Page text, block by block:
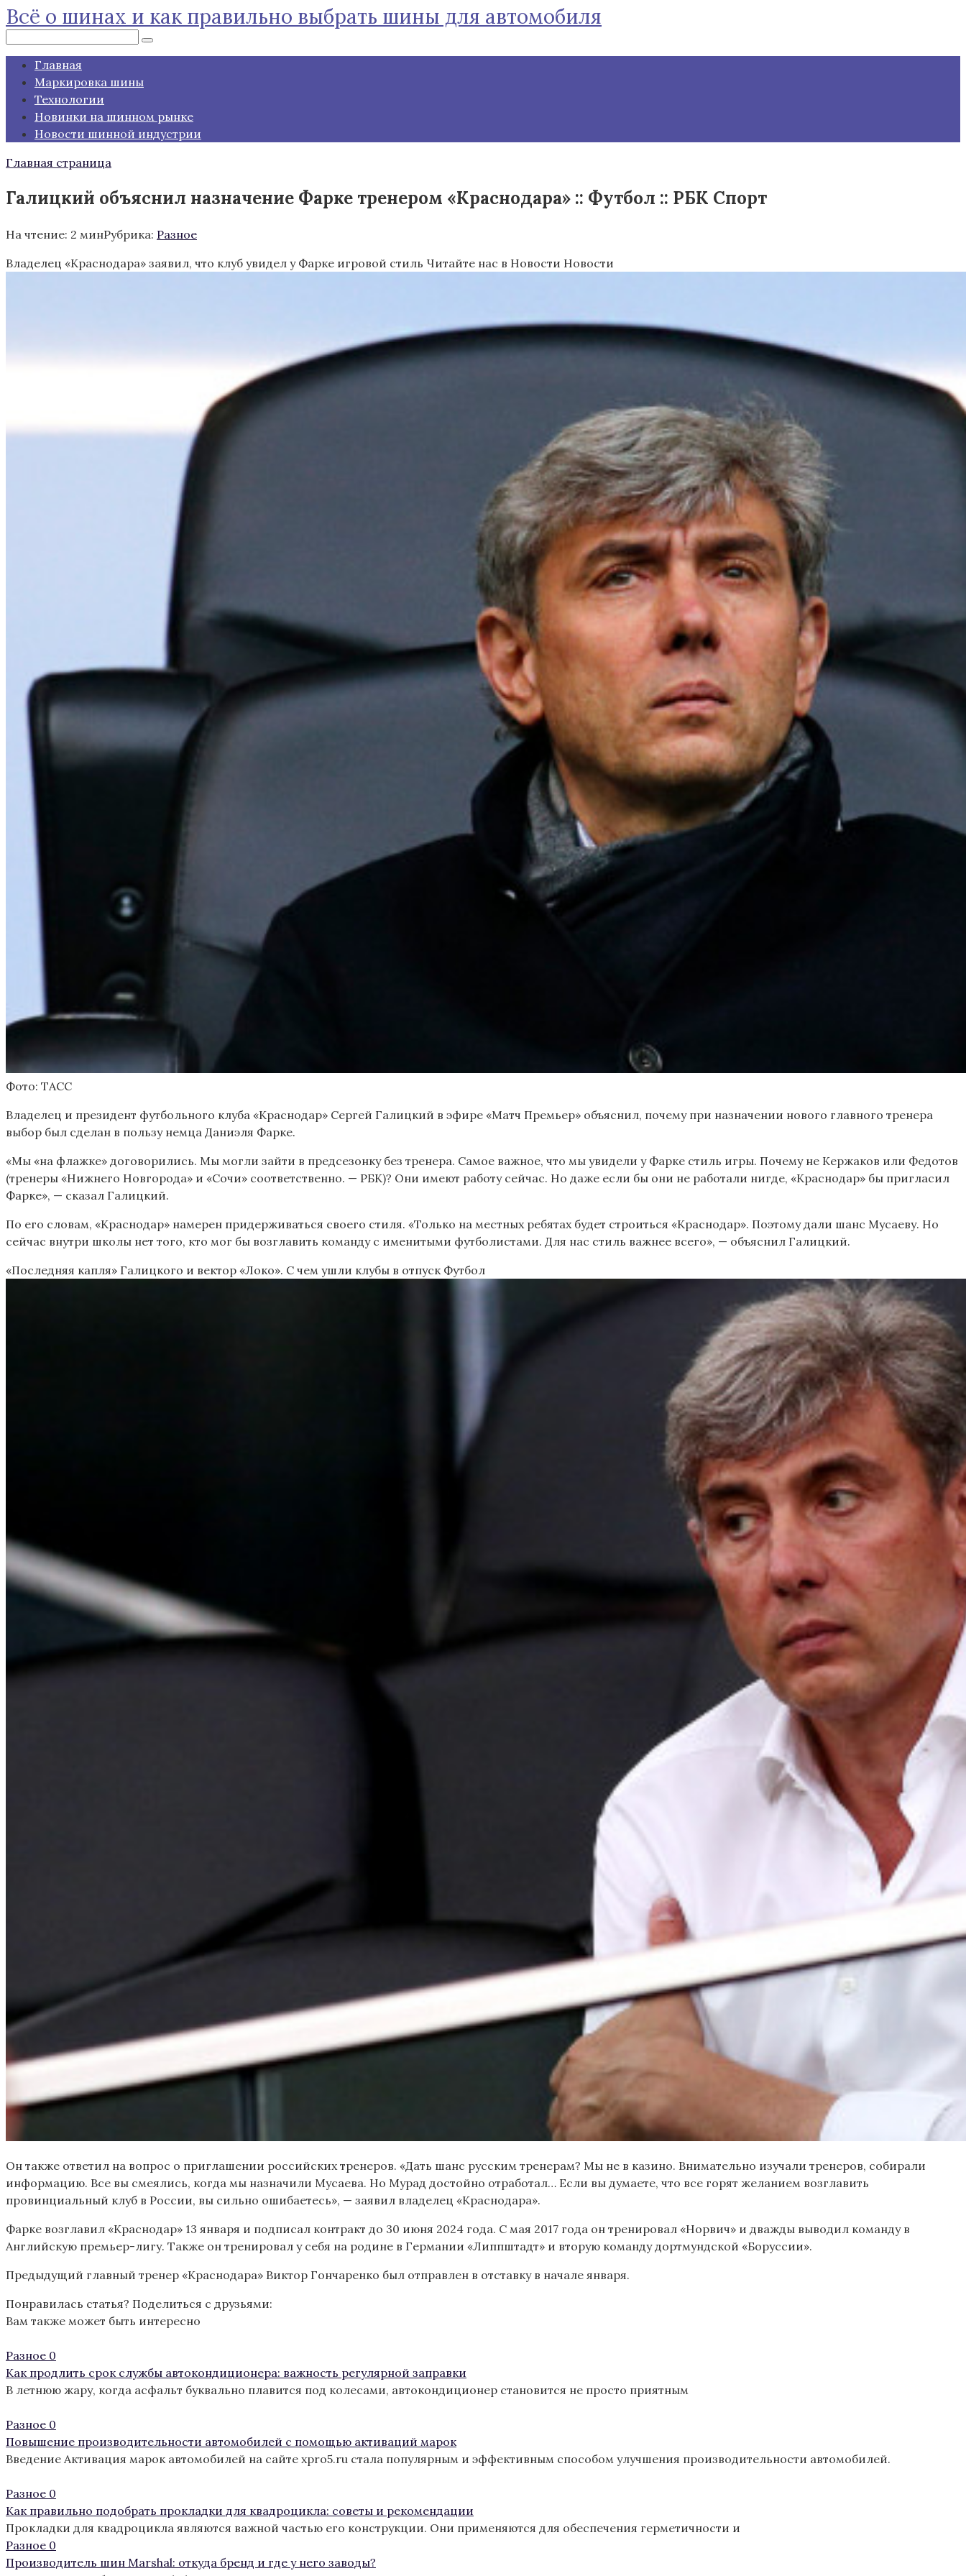
Перейти
к
контенту
Всё о шинах и как правильно выбрать шины для автомобиля
Главная
Маркировка шины
Технологии
Новинки на шинном рынке
Новости шинной индустрии
Главная страница
Галицкий объяснил назначение Фарке тренером «Краснодара» :: Футбол :: РБК Спорт
На чтение: 2 минРубрика: Разное
Владелец «Краснодара» заявил, что клуб увидел у Фарке игровой стиль Читайте нас в Новости Новости
Фото: ТАСС
Владелец и президент футбольного клуба «Краснодар» Сергей Галицкий в эфире «Матч Премьер» объяснил, почему при назначении нового главного тренера
выбор был сделан в пользу немца Даниэля Фарке.
«Мы «на флажке» договорились. Мы могли зайти в предсезонку без тренера. Самое важное, что мы увидели у Фарке стиль игры. Почему не Кержаков или Федотов
(тренеры «Нижнего Новгорода» и «Сочи» соответственно. — РБК)? Они имеют работу сейчас. Но даже если бы они не работали нигде, «Краснодар» бы пригласил
Фарке», — сказал Галицкий.
По его словам, «Краснодар» намерен придерживаться своего стиля. «Только на местных ребятах будет строиться «Краснодар». Поэтому дали шанс Мусаеву. Но
сейчас внутри школы нет того, кто мог бы возглавить команду с именитыми футболистами. Для нас стиль важнее всего», — объяснил Галицкий.
«Последняя капля» Галицкого и вектор «Локо». С чем ушли клубы в отпуск Футбол
Он также ответил на вопрос о приглашении российских тренеров. «Дать шанс русским тренерам? Мы не в казино. Внимательно изучали тренеров, собирали
информацию. Все вы смеялись, когда мы назначили Мусаева. Но Мурад достойно отработал… Если вы думаете, что все горят желанием возглавить
провинциальный клуб в России, вы сильно ошибаетесь», — заявил владелец «Краснодара».
Фарке возглавил «Краснодар» 13 января и подписал контракт до 30 июня 2024 года. С мая 2017 года он тренировал «Норвич» и дважды выводил команду в
Английскую премьер-лигу. Также он тренировал у себя на родине в Германии «Липпштадт» и вторую команду дортмундской «Боруссии».
Предыдущий главный тренер «Краснодара» Виктор Гончаренко был отправлен в отставку в начале января.
Понравилась статья? Поделиться с друзьями:
Вам также может быть интересно
Разное 0
Как продлить срок службы автокондиционера: важность регулярной заправки
В летнюю жару, когда асфальт буквально плавится под колесами, автокондиционер становится не просто приятным
Разное 0
Повышение производительности автомобилей с помощью активаций марок
Введение Активация марок автомобилей на сайте xpro5.ru стала популярным и эффективным способом улучшения производительности автомобилей.
Разное 0
Как правильно подобрать прокладки для квадроцикла: советы и рекомендации
Прокладки для квадроцикла являются важной частью его конструкции. Они применяются для обеспечения герметичности и
Разное 0
Производитель шин Marshal: откуда бренд и где у него заводы?